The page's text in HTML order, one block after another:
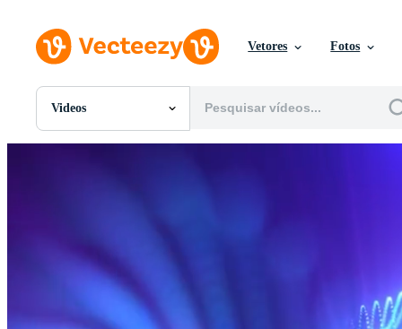
Vetores Fotos
Videos
Todas Imagens
Videos
Motion graphics
Imagens Editoriais
Eventos Editoriais